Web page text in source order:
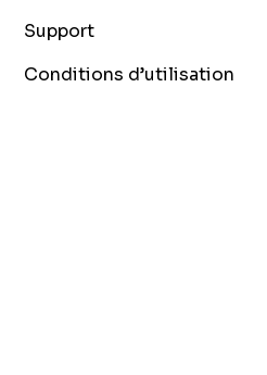
Support
Conditions d’utilisation